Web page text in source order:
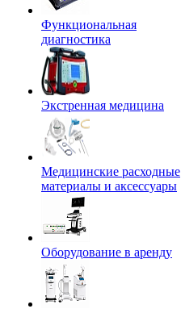
Функциональная
диагностика
Экстренная медицина
Медицинские расходные
материалы и аксессуары
Оборудование в аренду